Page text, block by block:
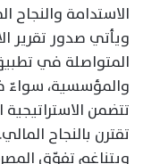
الاستدامة والنجاح
ويأتي صدور
المتواصلة في تطبيق
والمؤسسية، سواءّ
تتضمن
تقترن بالنجاح المالي.
ويتناغم تفوّق